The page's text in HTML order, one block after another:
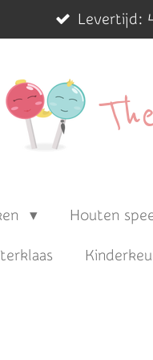
Levertijd:
Houten